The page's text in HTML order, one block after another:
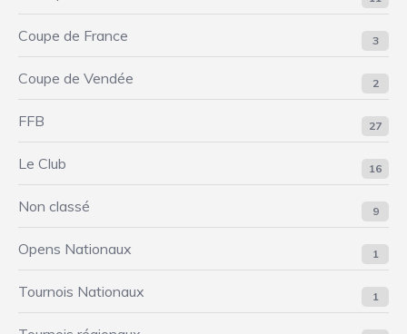
Coupe de France 3
Coupe de Vendée 2
FFB 27
Le Club 16
Non classé 9
Opens Nationaux 1
Tournois Nationaux 1